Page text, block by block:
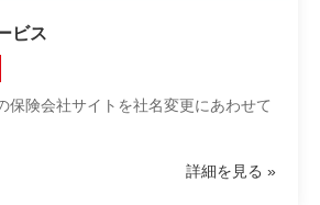
ビス
保険会社サイトを社名変更にあわせて
詳細を見る